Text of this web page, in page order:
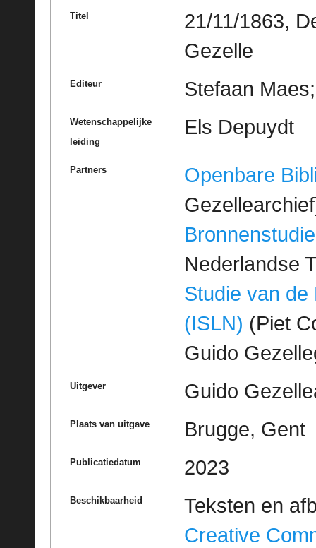
Titel
21/11/1863,
Gezelle
Editeur Stefaan
Wetenschappelijke
leiding
Els Depuydt
Partners
Openbare
Bronnenstudie
Nederlandse
Studie van de
(ISLN) (Piet
Guido
Uitgever Guido
Plaats van uitgave Brugge, Gent
Publicatiedatum 2023
Beschikbaarheid
Teksten en
Creative